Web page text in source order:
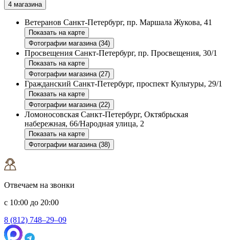
4 магазина
Ветеранов Санкт-Петербург, пр. Маршала Жукова, 41
Показать на карте
Фотографии магазина (34)
Просвещения Санкт-Петербург, пр. Просвещения, 30/1
Показать на карте
Фотографии магазина (27)
Гражданский Санкт-Петербург, проспект Культуры, 29/1
Показать на карте
Фотографии магазина (22)
Ломоносовская Санкт-Петербург, Октябрьская
набережная, 66/Народная улица, 2
Показать на карте
Фотографии магазина (38)
Отвечаем на звонки
с 10:00 до 20:00
8 (812) 748–29–09